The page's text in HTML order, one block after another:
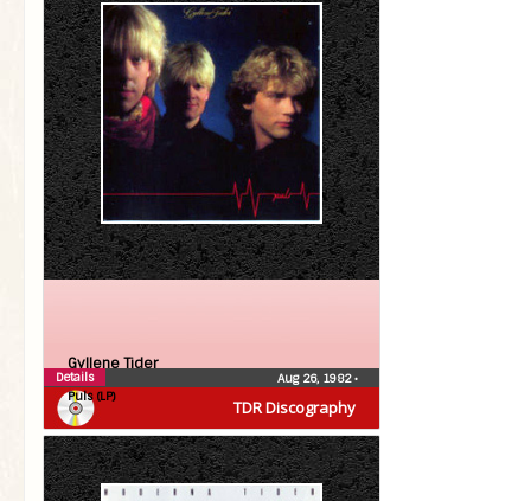
TDR Discography
Gyllene Tider
Puls (LP)
Aug 26, 1982•
Details